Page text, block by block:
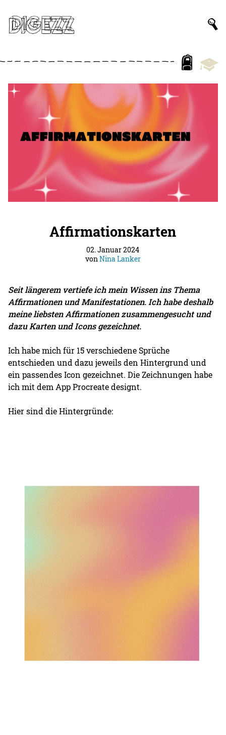
Affirmationskarten
02. Januar 2024
vonNina Lanker
Seit längerem vertiefe ich mein Wissen ins Thema
Affirmationen und Manifestationen. Ich habe deshalb
meine liebsten Affirmationen zusammengesucht und
dazu Karten und Icons gezeichnet.
Ich habe mich für 15 verschiedene Sprüche
entschieden und dazu jeweils den Hintergrund und
ein passendes Icon gezeichnet. Die Zeichnungen habe
ich mit dem App Procreate designt.
Hier sind die Hintergründe: